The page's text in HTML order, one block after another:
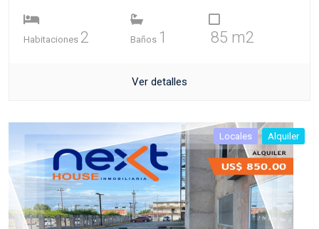
Habitaciones 2 Baños 1 85 m2
Ver detalles
Locales Alquiler